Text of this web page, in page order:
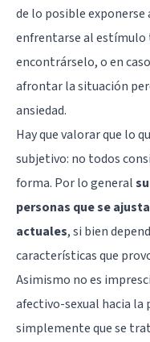
de lo posible exponerse
enfrentarse al estímulo
encontrárselo, o en
afrontar la situación
ansiedad.
Hay que valorar que lo
subjetivo: no todos
forma. Por lo general
personas que se
actuales, si bien
características que
Asimismo no es
afectivo-sexual hacia la
simplemente que se